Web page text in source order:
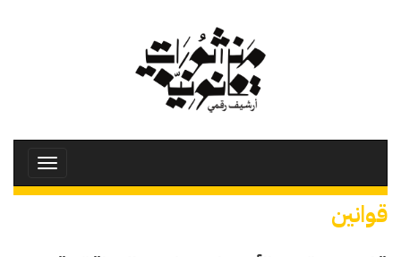
Toggle
قوانين